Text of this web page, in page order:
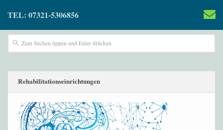
TEL: 07321-5306856
Rehabilitationseinrichtungen